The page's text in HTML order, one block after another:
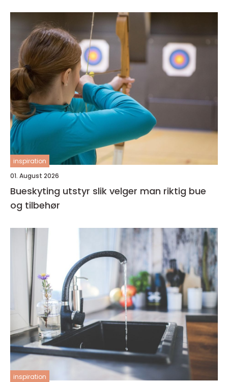
inspiration
01. August 2026
Bueskyting utstyr slik velger man riktig bue
og tilbehør
inspiration